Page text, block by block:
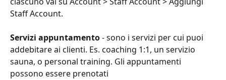
Staff Account.
Servizi appuntamento - sono i servizi per cui puoi
addebitare ai clienti. Es. coaching 1:1, un servizio
sauna, o personal training. Gli appuntamenti
possono essere prenotati